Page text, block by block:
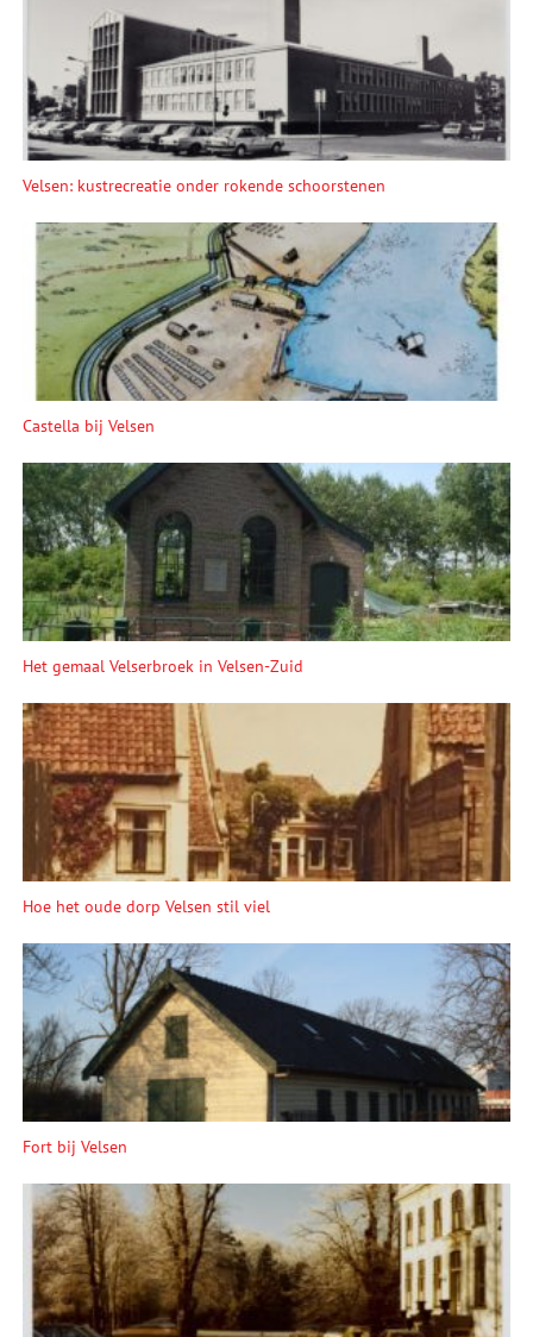
Velsen: kustrecreatie onder rokende schoorstenen
Castella bij Velsen
Het gemaal Velserbroek in Velsen-Zuid
Hoe het oude dorp Velsen stil viel
Fort bij Velsen